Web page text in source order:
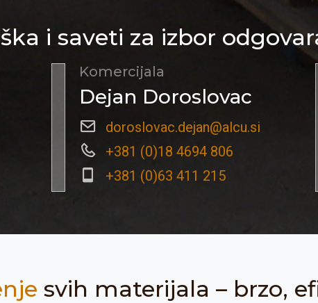
i saveti za izbor
Komercijala
Dejan Doroslovac
doroslovac.dejan@alcu.si
+381 (0)18 4694 806
+381 (0)63 411 215
svih materijala – brzo,